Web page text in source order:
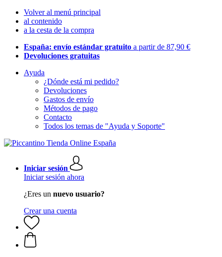
Volver al menú principal
al contenido
a la cesta de la compra
España: envío estándar gratuito a partir de 87,90 €
Devoluciones gratuitas
Ayuda
¿Dónde está mi pedido?
Devoluciones
Gastos de envío
Métodos de pago
Contacto
Todos los temas de "Ayuda y Soporte"
Iniciar sesión
Iniciar sesión ahora
¿Eres un nuevo usuario?
Crear una cuenta